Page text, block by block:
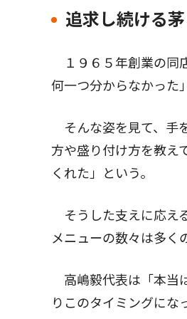
追求し続ける
１９６５年創業の同
何一つ分からなかった
そんな姿を見て、手
方や盛り付け方を教え
くれた」という。
そうした支えに応え
メニューの数々は多く
高嶋毅代表は「本当
りこのタイミングにな